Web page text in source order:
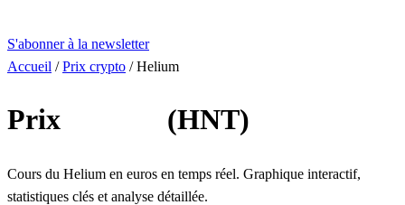
S'abonner à la newsletter
Accueil / Prix crypto / Helium
Prix (HNT)
Cours du Helium en euros en temps réel. Graphique interactif,
statistiques clés et analyse détaillée.